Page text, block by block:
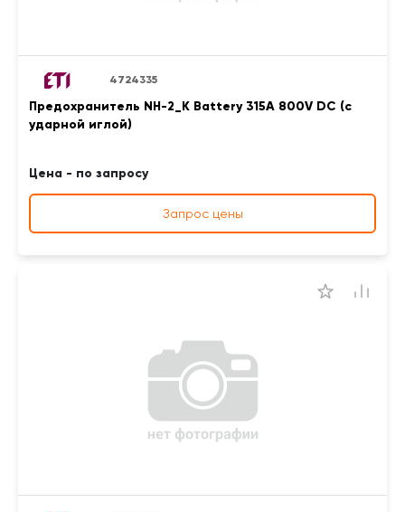
4724335
Предохранитель NH-2_K Battery 315A 800V DC (с
ударной иглой)
Цена - по запросу
Запрос цены